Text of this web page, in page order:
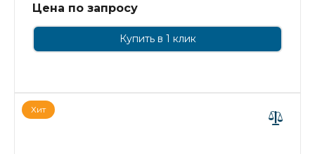
Цена по запросу
Купить в 1 клик
Хит